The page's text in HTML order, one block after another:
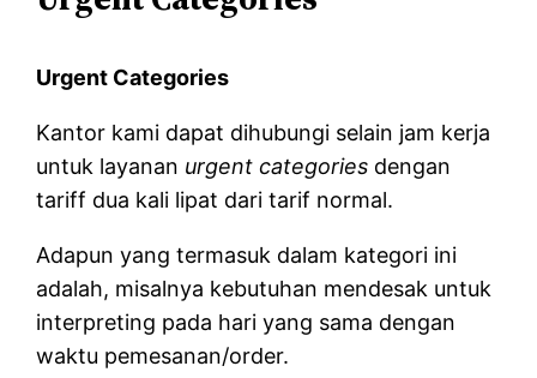
Urgent Categories
Kantor kami dapat dihubungi selain jam kerja
untuk layanan urgent categories dengan
tariff dua kali lipat dari tarif normal.
Adapun yang termasuk dalam kategori ini
adalah, misalnya kebutuhan mendesak untuk
interpreting pada hari yang sama dengan
waktu pemesanan/order.